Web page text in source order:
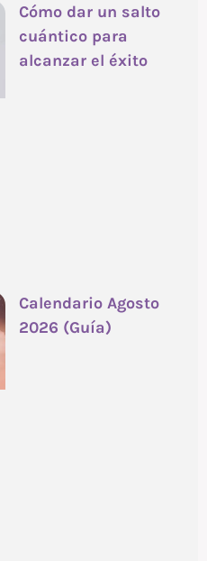
Cómo dar un salto
cuántico para
alcanzar el éxito
Calendario Agosto
2026 (Guía)